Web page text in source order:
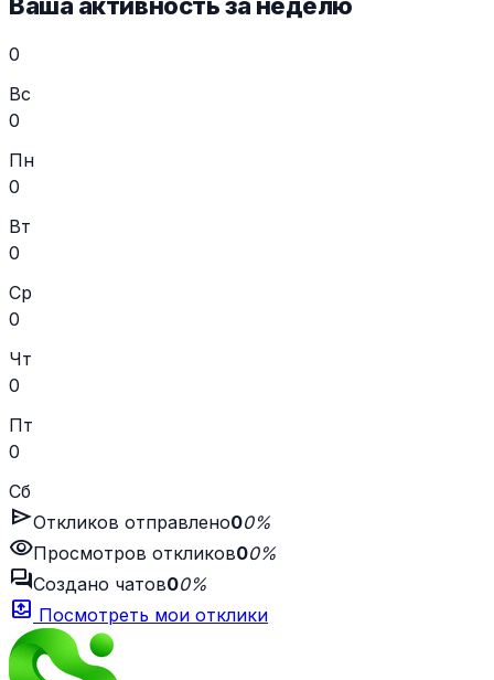
0
Вс
0
Пн
0
Вт
0
Ср
0
Чт
0
Пт
0
Сб
sendОткликов отправлено00%
visibilityПросмотров откликов00%
forumСоздано чатов00%
outbox Посмотреть мои отклики